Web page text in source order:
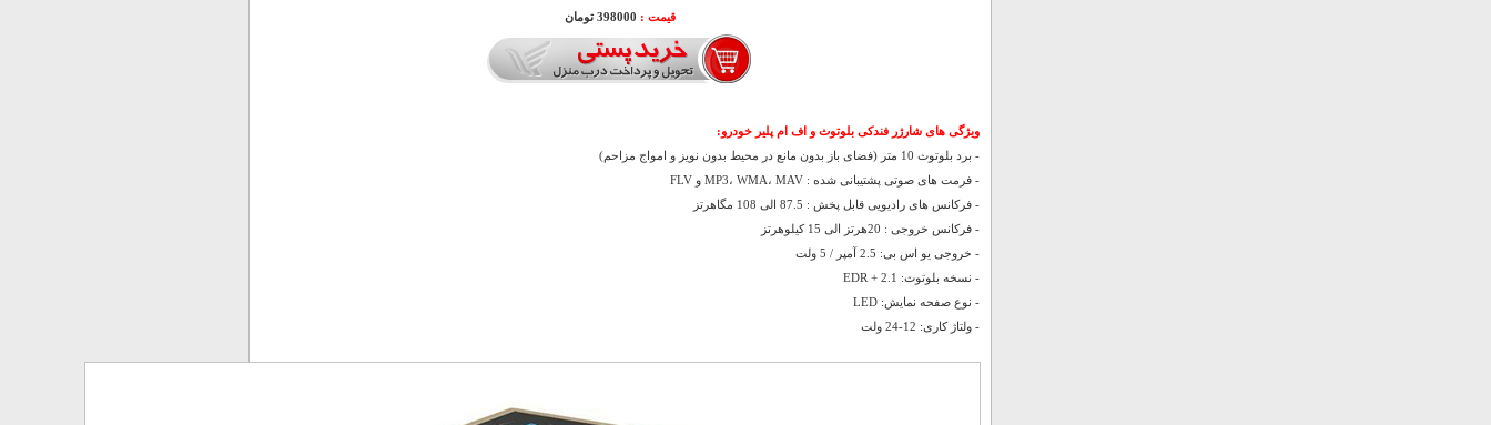
قیمت : 398000 تومان
ویژگی های شارژر فندکی بلوتوث و اف ام پلیر خودرو:
- برد بلوتوث 10 متر (فضای باز بدون مانع در محیط بدون نویز و امواج مزاحم)
- فرمت های صوتی پشتیبانی شده : MP3، WMA، MAV و FLV
- فرکانس های رادیویی قابل پخش : 87.5 الی 108 مگاهرتز
- فرکانس خروجی : 20هرتز الی 15 کیلوهرتز
- خروجی یو اس بی: 2.5 آمپر / 5 ولت
- نسخه بلوتوث: 2.1 + EDR
- نوع صفحه نمایش: LED
- ولتاژ کاری: 12-24 ولت